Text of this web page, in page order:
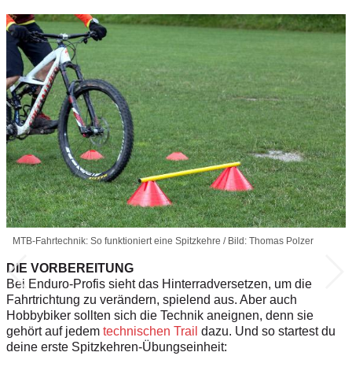
MTB-Fahrtechnik: So funktioniert eine Spitzkehre / Bild: Thomas Polzer
DIE VORBEREITUNG
Bei Enduro-Profis sieht das Hinterradversetzen, um die
Fahrtrichtung zu verändern, spielend aus. Aber auch
Hobbybiker sollten sich die Technik aneignen, denn sie
gehört auf jedem technischen Trail dazu. Und so startest du
deine erste Spitzkehren-Übungseinheit: